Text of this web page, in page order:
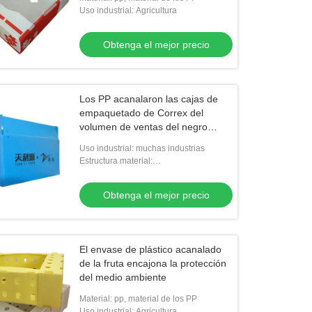
Obtenga el mejor precio
Uso industrial: Agricultura
Obtenga el mejor precio
Los PP acanalaron las cajas de
empaquetado de Correx del
volumen de ventas del negro
Uso industrial: muchas industrias
Estructura material:
Obtenga el mejor precio
El envase de plástico acanalado
de la fruta encajona la protección
del medio ambiente
Material: pp, material de los PP